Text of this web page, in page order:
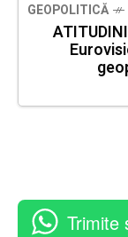
GEOPOLITICĂ
Trimite